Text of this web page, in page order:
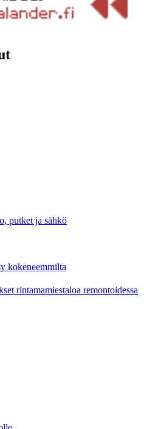
putket ja sähkö
kokeneemmilta
rintamamiestaloa remontoidessa